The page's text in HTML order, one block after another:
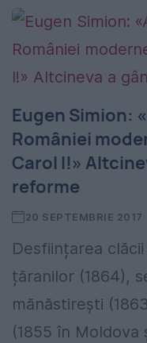
Eugen Simion:
României
Carol I!»
reforme
20 SEPTEMBRIE 2017
Desființarea
țăranilor (1864),
mănăstirești
(1855 în Moldova